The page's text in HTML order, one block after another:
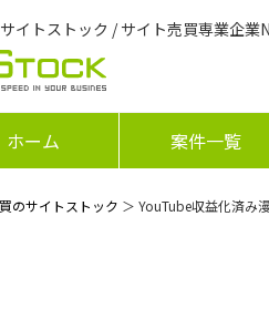
イトストック / サイト売買専業企業
ホーム 案件一覧
のサイトストック ＞ YouTube収益化済み